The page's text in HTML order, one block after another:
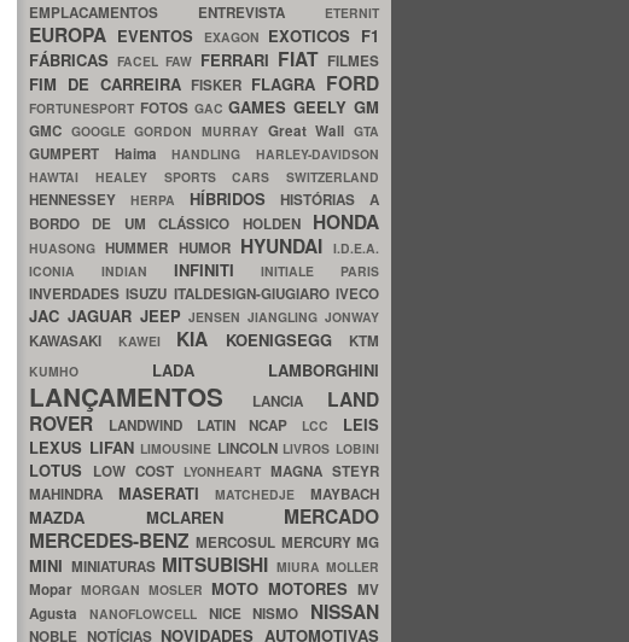
EMPLACAMENTOS ENTREVISTA ETERNIT
EUROPA EVENTOS EXAGON EXOTICOS F1
FÁBRICASFACELFAW FERRARI FIAT FILMES
FIM DE CARREIRA FISKER FLAGRA FORD
FORTUNESPORT FOTOS GACGAMESGEELYGM
GMC GOOGLEGORDON MURRAY Great WallGTA
GUMPERT HaimaHANDLINGHARLEY-DAVIDSON
HAWTAI HEALEY SPORTS CARS SWITZERLAND
HENNESSEY HERPA HÍBRIDOSHISTÓRIAS A
BORDO DE UM CLÁSSICO HOLDEN HONDA
HUASONGHUMMER HUMOR HYUNDAI I.D.E.A.
ICONIA INDIAN INFINITIINITIALE PARIS
INVERDADESISUZU ITALDESIGN-GIUGIAROIVECO
JAC JAGUAR JEEPJENSENJIANGLINGJONWAY
KAWASAKI KAWEI KIA KOENIGSEGG KTM
KUMHO LADA LAMBORGHINI
LANÇAMENTOS LANCIA LAND
ROVER
LANDWIND LATIN NCAP LCC LEIS
LEXUS LIFAN LIMOUSINE LINCOLN LIVROS LOBINI
LOTUS LOW COST LYONHEART MAGNA STEYR
MAHINDRA MASERATIMATCHEDJEMAYBACH
MAZDA MCLAREN MERCADO
MERCEDES-BENZMERCOSUL MERCURYMG
MINI MINIATURAS MITSUBISHI MIURA MOLLER
Mopar MORGAN MOSLER MOTO MOTORES MV
Agusta NANOFLOWCELL NICENISMO NISSAN
NOBLE NOTÍCIAS NOVIDADES AUTOMOTIVAS